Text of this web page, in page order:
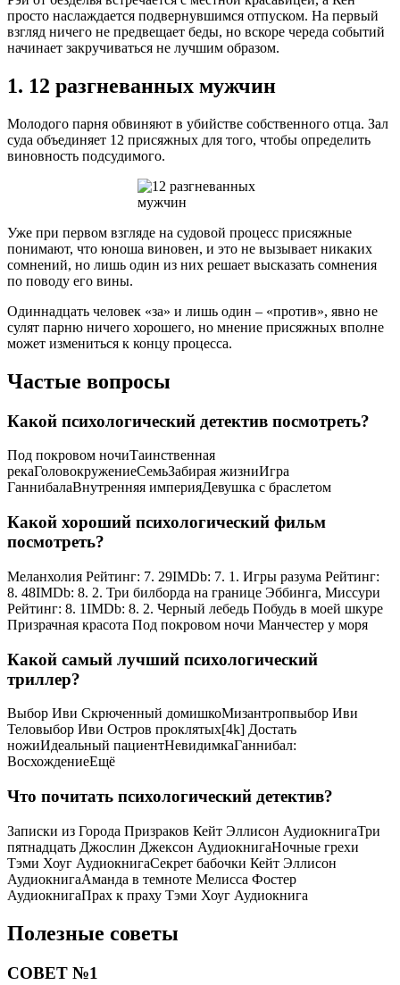
просто наслаждается подвернувшимся отпуском. На первый
взгляд ничего не предвещает беды, но вскоре череда событий
начинает закручиваться не лучшим образом.
1. 12 разгневанных мужчин
Молодого парня обвиняют в убийстве собственного отца. Зал
суда объединяет 12 присяжных для того, чтобы определить
виновность подсудимого.
Уже при первом взгляде на судовой процесс присяжные
понимают, что юноша виновен, и это не вызывает никаких
сомнений, но лишь один из них решает высказать сомнения
по поводу его вины.
Одиннадцать человек «за» и лишь один – «против», явно не
сулят парню ничего хорошего, но мнение присяжных вполне
может измениться к концу процесса.
Частые вопросы
Какой психологический детектив посмотреть?
Под покровом ночиТаинственная
рекаГоловокружениеСемьЗабирая жизниИгра
ГаннибалаВнутренняя империяДевушка с браслетом
Какой хороший психологический фильм
посмотреть?
Меланхолия Рейтинг: 7. 29IMDb: 7. 1. Игры разума Рейтинг:
8. 48IMDb: 8. 2. Три билборда на границе Эббинга, Миссури
Рейтинг: 8. 1IMDb: 8. 2. Черный лебедь Побудь в моей шкуре
Призрачная красота Под покровом ночи Манчестер у моря
Какой самый лучший психологический
триллер?
Выбор Иви Скрюченный домишкоМизантропвыбор Иви
Теловыбор Иви Остров проклятых[4k] Достать
ножиИдеальный пациентНевидимкаГаннибал:
ВосхождениеЕщё
Что почитать психологический детектив?
Записки из Города Призраков Кейт Эллисон АудиокнигаТри
пятнадцать Джослин Джексон АудиокнигаНочные грехи
Тэми Хоуг АудиокнигаСекрет бабочки Кейт Эллисон
АудиокнигаАманда в темноте Мелисса Фостер
АудиокнигаПрах к праху Тэми Хоуг Аудиокнига
Полезные советы
СОВЕТ №1